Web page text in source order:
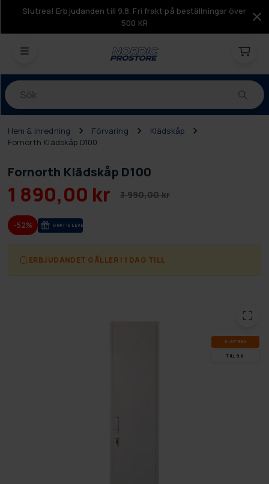
Slutrea! Erbjudanden till 9.8. Fri frakt på beställningar över
500 KR
Produkter
Hem & inredning Förvaring
Klädskåp
Fornorth Klädskåp D100
Fornorth Klädskåp D100
1 890,00 kr 3 990,00 kr
-52% GRA­TIS LE­VE­RANS
ERBJUDANDET GÄLLER I 1 DAG TILL
SLUT­REA
TILL 9.8.